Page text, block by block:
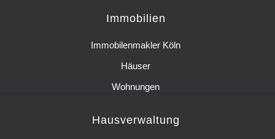
Hausverwaltung
Immobilien
Immobilenmakler Köln
Häuser
Wohnungen